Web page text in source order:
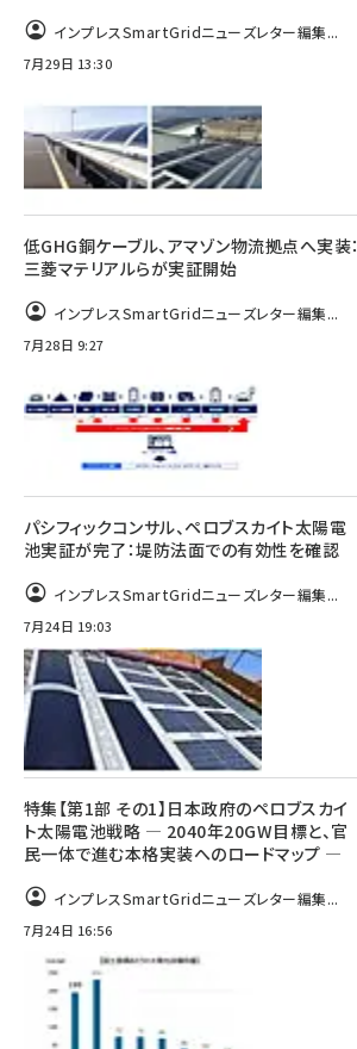
インプレスSmartGridニューズレター編集...
7月29日 13:30
低GHG銅ケーブル、アマゾン物流拠点へ実装：
三菱マテリアルらが実証開始
インプレスSmartGridニューズレター編集...
7月28日 9:27
パシフィックコンサル、ペロブスカイト太陽電
池実証が完了：堤防法面での有効性を確認
インプレスSmartGridニューズレター編集...
7月24日 19:03
特集【第1部 その1】日本政府のペロブスカイ
ト太陽電池戦略 ― 2040年20GW目標と、官
民一体で進む本格実装へのロードマップ ―
インプレスSmartGridニューズレター編集...
7月24日 16:56